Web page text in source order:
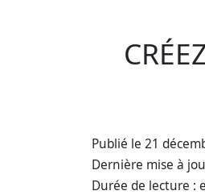
Publié le 21
Dernière mise à
Durée de lecture :